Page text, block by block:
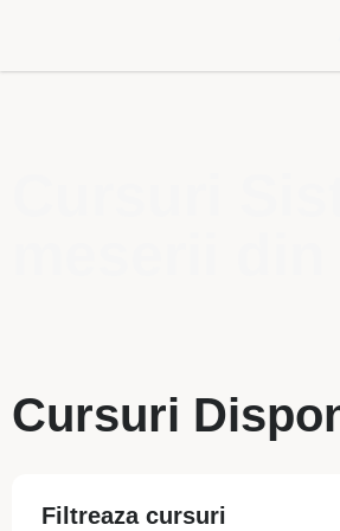
Cursuri
Filtreaza cursuri